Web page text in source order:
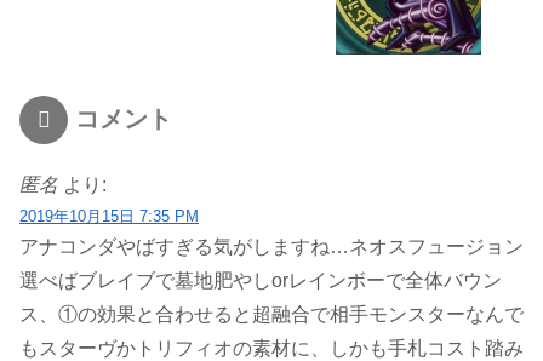
コメント
匿名 より:
2019年10月15日 7:35 PM
アナコンダやばすぎる気がしますね…ネオスフュージョン
選べばブレイブで墓地肥やしorレインボーで全体バウン
ス、①の効果と合わせると超融合で相手モンスターなんで
もスターヴかトリフィオの素材に、しかも手札コスト踏み